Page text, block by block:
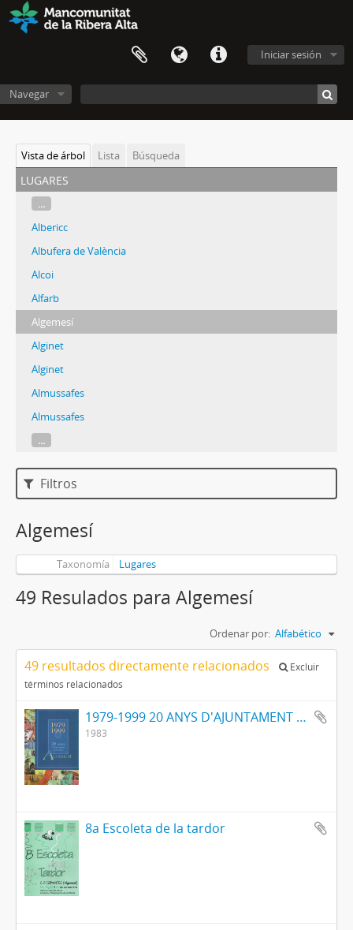
Iniciar sesión
Navegar
Vista de árbol Lista Búsqueda
lugares
...
Albericc
Albufera de València
Alcoi
Alfarb
Algemesí
Alginet
Alginet
Almussafes
Almussafes
...
Filtros
Algemesí
Taxonomía Lugares
49 Resulados para Algemesí
Ordenar por: Alfabético
49 resultados directamente relacionados
Excluir
términos relacionados
1979-1999 20 ANYS D'AJUNTAMENT DEMOCRÀTIC
1983
8a Escoleta de la tardor